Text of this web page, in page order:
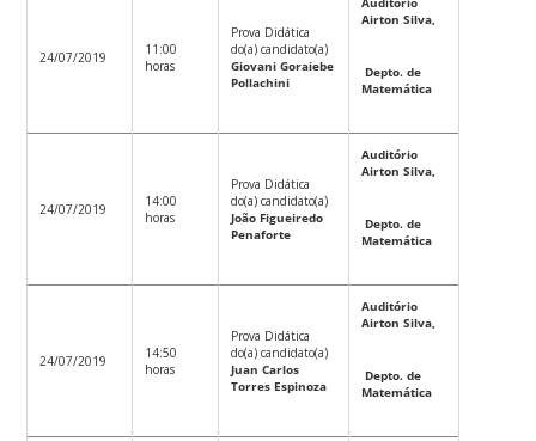
24/07/2019
11:00
horas
Prova Didática
do(a) candidato(a)
Giovani Goraiebe
Pollachini
Airton Silva,
Depto. de
Matemática
24/07/2019
14:00
horas
Prova Didática
do(a) candidato(a)
João Figueiredo
Penaforte
Auditório
Airton Silva,
Depto. de
Matemática
24/07/2019
14:50
horas
Prova Didática
do(a) candidato(a)
Juan Carlos
Torres Espinoza
Auditório
Airton Silva,
Depto. de
Matemática